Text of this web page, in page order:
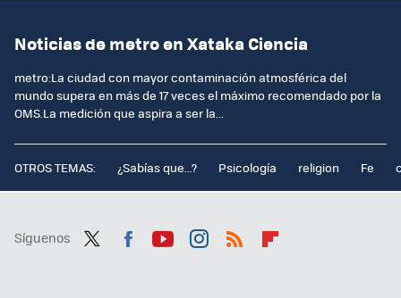
Noticias de metro en Xataka Ciencia
metro:La ciudad con mayor contaminación atmosférica del
mundo supera en más de 17 veces el máximo recomendado por la
OMS.La medición que aspira a ser la...
OTROS TEMAS: ¿Sabías que...? Psicología religion Fe
Síguenos